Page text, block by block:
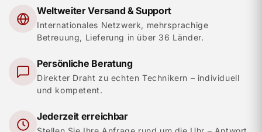
Weltweiter Versand & Support
Internationales Netzwerk, mehrsprachige
Betreuung, Lieferung in über 36 Länder.
Persönliche Beratung
Direkter Draht zu echten Technikern – individuell
und kompetent.
Jederzeit erreichbar